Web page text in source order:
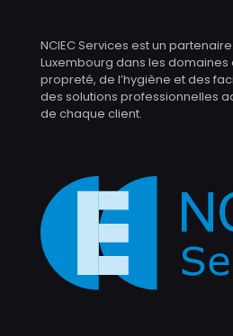
NCIEC Services est un
Luxembourg dans les
propreté, de l’hygiène et des
des solutions professionnelles
de chaque client.